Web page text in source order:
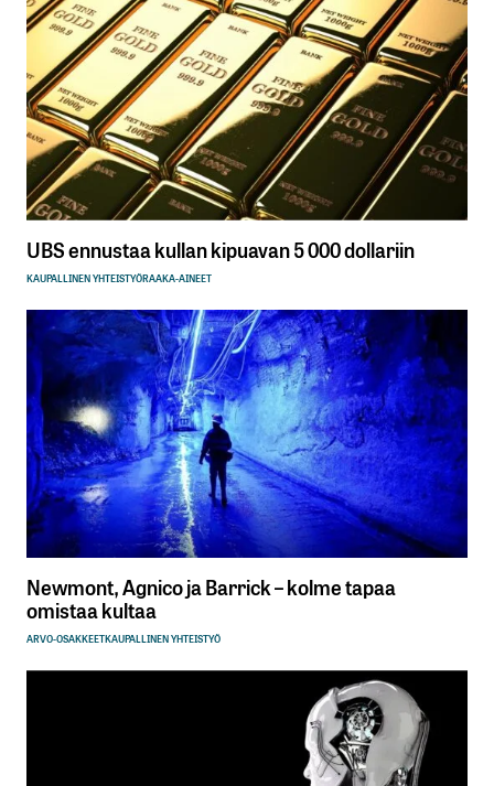
UBS ennustaa kullan kipuavan 5 000 dollariin
KAUPALLINEN YHTEISTYÖRAAKA-AINEET
Newmont, Agnico ja Barrick – kolme tapaa
omistaa kultaa
ARVO-OSAKKEETKAUPALLINEN YHTEISTYÖ